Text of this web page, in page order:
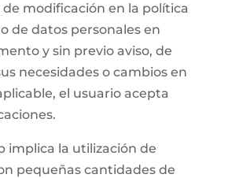
modificación en la política
de datos personales en
y sin previo aviso, de
necesidades o cambios en
el usuario acepta
implica la utilización de
pequeñas cantidades de